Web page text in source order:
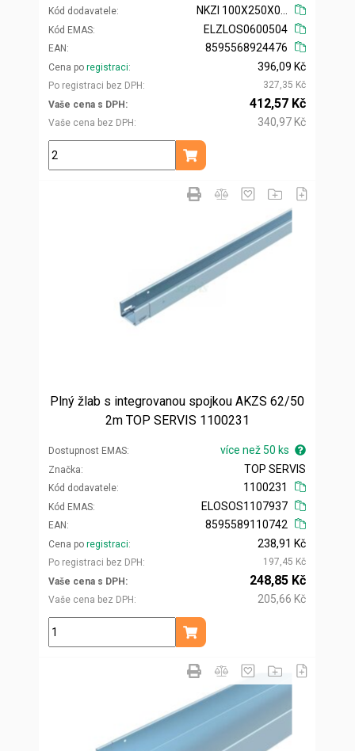
Kód dodavatele
NKZI 100X250X0.70_S
Kód EMAS
EAN
ELZLOS0600504
8595568924476
Cena po registraci
Po registraci bez DPH
396,09 Kč
327,35 Kč
Vaše cena s DPH
Vaše cena bez DPH
412,57 Kč
340,97 Kč
m
Přidat do košíku
Plný žlab s integrovanou spojkou AKZS 62/50
2m TOP SERVIS 1100231
Dostupnost EMAS více než 50 ks
Značka
Kód dodavatele
TOP SERVIS
1100231
Kód EMAS
EAN
ELOSOS1107937
8595589110742
Cena po registraci
Po registraci bez DPH
238,91 Kč
197,45 Kč
Vaše cena s DPH
Vaše cena bez DPH
248,85 Kč
205,66 Kč
ks
Přidat do košíku